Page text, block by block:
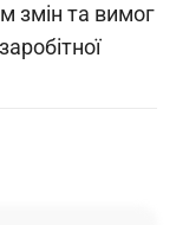
змін та вимог